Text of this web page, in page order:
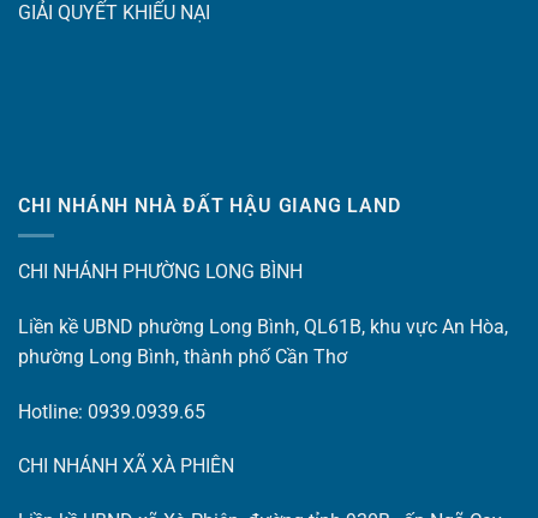
GIẢI QUYẾT KHIẾU NẠI
CHI NHÁNH NHÀ ĐẤT HẬU GIANG LAND
CHI NHÁNH PHƯỜNG LONG BÌNH
Liền kề UBND phường Long Bình, QL61B, khu vực An Hòa,
phường Long Bình, thành phố Cần Thơ
Hotline: 0939.0939.65
CHI NHÁNH XÃ XÀ PHIÊN